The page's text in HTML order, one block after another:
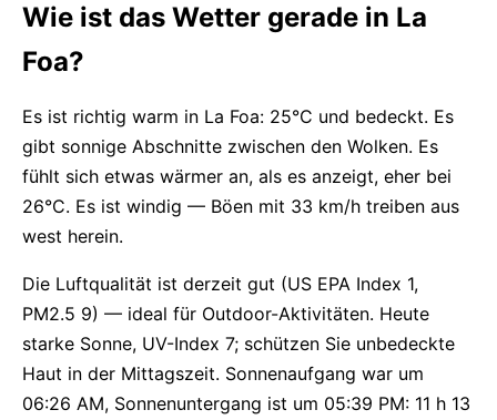
Wie ist das Wetter gerade in La
Foa?
Es ist richtig warm in La Foa: 25°C und bedeckt. Es
gibt sonnige Abschnitte zwischen den Wolken. Es
fühlt sich etwas wärmer an, als es anzeigt, eher bei
26°C. Es ist windig — Böen mit 33 km/h treiben aus
west herein.
Die Luftqualität ist derzeit gut (US EPA Index 1,
PM2.5 9) — ideal für Outdoor-Aktivitäten. Heute
starke Sonne, UV-Index 7; schützen Sie unbedeckte
Haut in der Mittagszeit. Sonnenaufgang war um
06:26 AM, Sonnenuntergang ist um 05:39 PM: 11 h 13